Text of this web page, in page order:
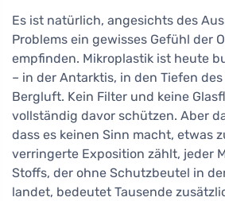
Es ist natürlich, angesichts des
Problems ein gewisses Gefühl der
empfinden. Mikroplastik ist heute
– in der Antarktis, in den Tiefen des
Bergluft. Kein Filter und keine
vollständig davor schützen. Aber
dass es keinen Sinn macht, etwas
verringerte Exposition zählt, jeder
Stoffs, der ohne Schutzbeutel in
landet, bedeutet Tausende